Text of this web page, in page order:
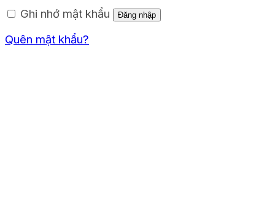
Ghi nhớ mật khẩu Đăng nhập
Quên mật khẩu?